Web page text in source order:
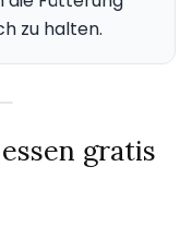
zu halten.
gratis